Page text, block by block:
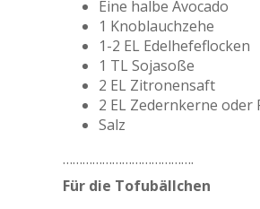
Eine halbe Avocado
1 Knoblauchzehe
1-2 EL Edelhefeflocken
1 TL Sojasoße
2 EL Zitronensaft
2 EL Zedernkerne oder
Salz
………………………………….
Für die Tofubällchen